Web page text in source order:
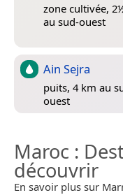
zone cultivée,
au sud-ouest
Ain Sejra
puits, 4 km au
ouest
Maroc :
découvrir
En savoir plus sur